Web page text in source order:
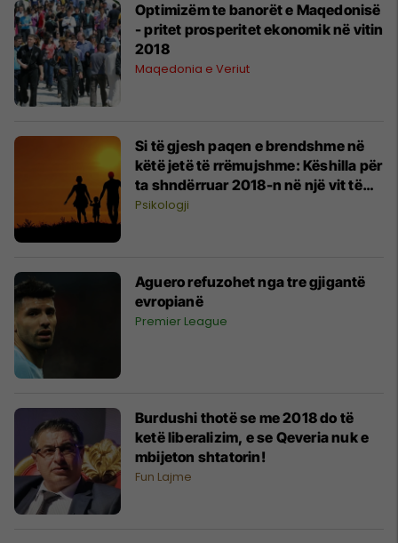
Optimizëm te banorët e Maqedonisë
- pritet prosperitet ekonomik në vitin
2018
Maqedonia e Veriut
Si të gjesh paqen e brendshme në
këtë jetë të rrëmujshme: Këshilla për
ta shndërruar 2018-n në një vit të
mbarë
Psikologji
Aguero refuzohet nga tre gjigantë
evropianë
Premier League
Burdushi thotë se me 2018 do të
ketë liberalizim, e se Qeveria nuk e
mbijeton shtatorin!
Fun Lajme